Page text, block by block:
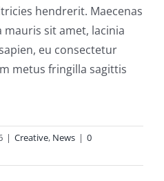
hendrerit. Maecenas
mauris sit amet, lacinia
eu consectetur
metus fringilla sagittis
| Creative, News | 0